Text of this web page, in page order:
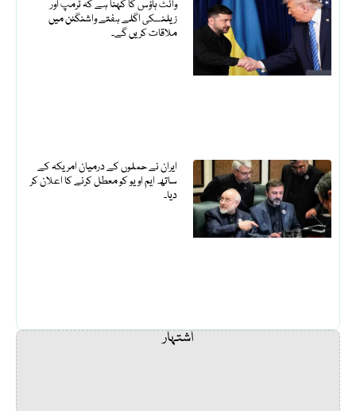
وائٹ ہاؤس کا کہنا ہے کہ ٹرمپ اور
زیلنسکی اگلے ہفتے واشنگٹن میں
ملاقات کریں گے۔
ایران نے حملوں کے درمیان امریکہ کے
ساتھ ایم او یو کو معطل کرنے کا اعلان کر
دیا۔
اشتہار